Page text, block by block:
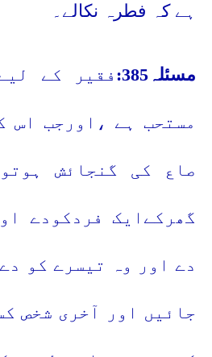
ہے کہ فطرہ نکالے۔
مسئلہ385: فقیر کے
مستحب ہے ،اورجب اس
صاع کی گنجائش
گھرکےایک فردکودے
دے اور وہ تیسرے کو
جائیں اور آخری شخص